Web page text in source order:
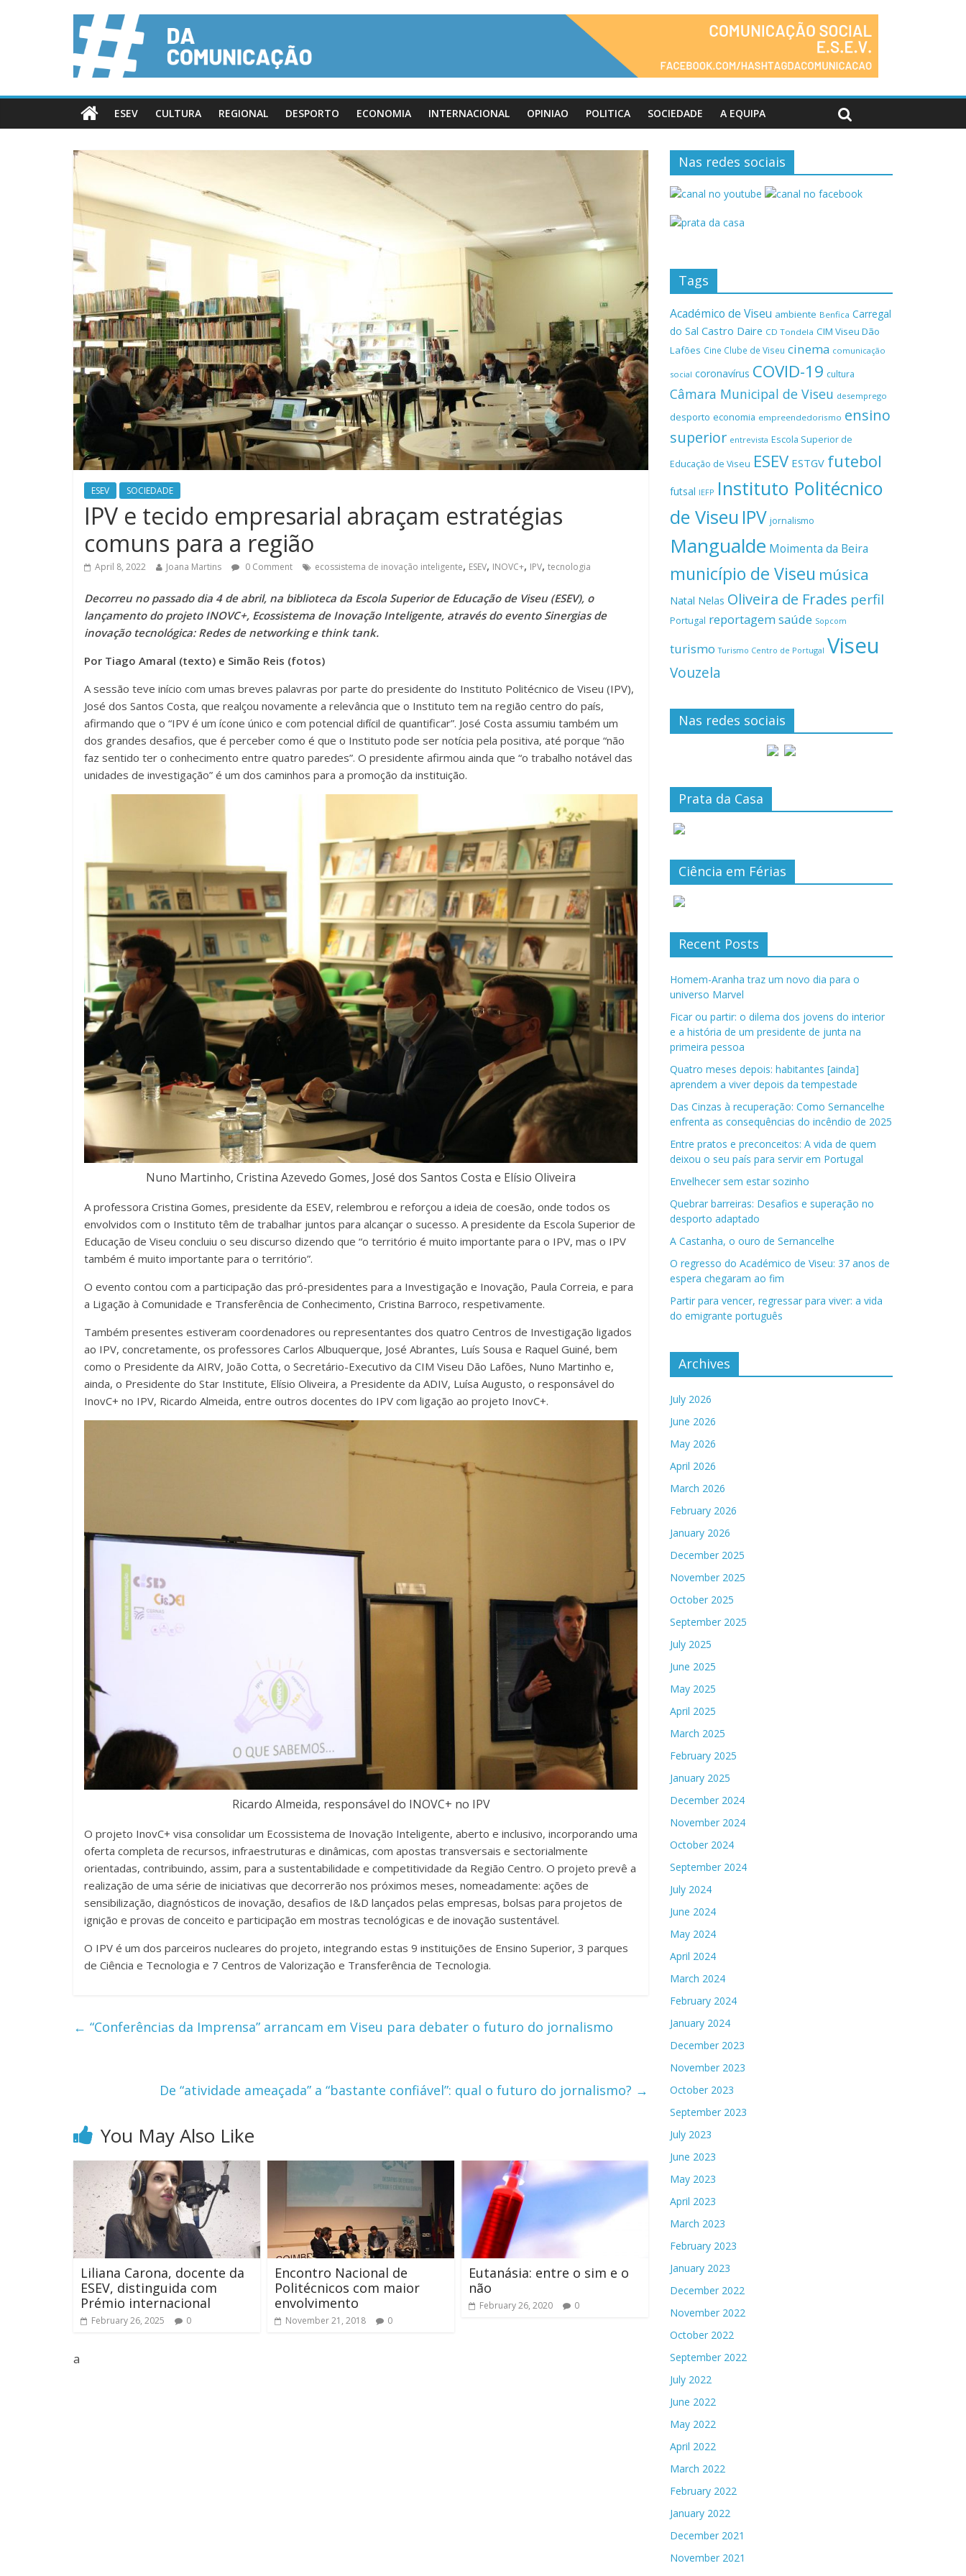
ESEV CULTURA REGIONAL DESPORTO ECONOMIA INTERNACIONAL OPINIAO POLITICA SOCIEDADE A EQUIPA
ESEV SOCIEDADE
IPV e tecido empresarial abraçam estratégias
comuns para a região
April 8, 2022 Joana Martins 0 Comment ecossistema de inovação inteligente, ESEV, INOVC+, IPV, tecnologia
Decorreu no passado dia 4 de abril, na biblioteca da Escola Superior de Educação de Viseu (ESEV), o
lançamento do projeto INOVC+, Ecossistema de Inovação Inteligente, através do evento Sinergias de
inovação tecnológica: Redes de networking e think tank.
Por Tiago Amaral (texto) e Simão Reis (fotos)
A sessão teve início com umas breves palavras por parte do presidente do Instituto Politécnico de Viseu (IPV),
José dos Santos Costa, que realçou novamente a relevância que o Instituto tem na região centro do país,
afirmando que o “IPV é um ícone único e com potencial difícil de quantificar”. José Costa assumiu também um
dos grandes desafios, que é perceber como é que o Instituto pode ser notícia pela positiva, até porque “não
faz sentido ter o conhecimento entre quatro paredes”. O presidente afirmou ainda que “o trabalho notável das
unidades de investigação” é um dos caminhos para a promoção da instituição.
Nuno Martinho, Cristina Azevedo Gomes, José dos Santos Costa e Elísio Oliveira
A professora Cristina Gomes, presidente da ESEV, relembrou e reforçou a ideia de coesão, onde todos os
envolvidos com o Instituto têm de trabalhar juntos para alcançar o sucesso. A presidente da Escola Superior de
Educação de Viseu concluiu o seu discurso dizendo que “o território é muito importante para o IPV, mas o IPV
também é muito importante para o território”.
O evento contou com a participação das pró-presidentes para a Investigação e Inovação, Paula Correia, e para
a Ligação à Comunidade e Transferência de Conhecimento, Cristina Barroco, respetivamente.
Também presentes estiveram coordenadores ou representantes dos quatro Centros de Investigação ligados
ao IPV, concretamente, os professores Carlos Albuquerque, José Abrantes, Luís Sousa e Raquel Guiné, bem
como o Presidente da AIRV, João Cotta, o Secretário-Executivo da CIM Viseu Dão Lafões, Nuno Martinho e,
ainda, o Presidente do Star Institute, Elísio Oliveira, a Presidente da ADIV, Luísa Augusto, o responsável do
InovC+ no IPV, Ricardo Almeida, entre outros docentes do IPV com ligação ao projeto InovC+.
Ricardo Almeida, responsável do INOVC+ no IPV
O projeto InovC+ visa consolidar um Ecossistema de Inovação Inteligente, aberto e inclusivo, incorporando uma
oferta completa de recursos, infraestruturas e dinâmicas, com apostas transversais e sectorialmente
orientadas, contribuindo, assim, para a sustentabilidade e competitividade da Região Centro. O projeto prevê a
realização de uma série de iniciativas que decorrerão nos próximos meses, nomeadamente: ações de
sensibilização, diagnósticos de inovação, desafios de I&D lançados pelas empresas, bolsas para projetos de
ignição e provas de conceito e participação em mostras tecnológicas e de inovação sustentável.
O IPV é um dos parceiros nucleares do projeto, integrando estas 9 instituições de Ensino Superior, 3 parques
de Ciência e Tecnologia e 7 Centros de Valorização e Transferência de Tecnologia.
← “Conferências da Imprensa” arrancam em Viseu para debater o futuro do jornalismo
De “atividade ameaçada” a “bastante confiável”: qual o futuro do jornalismo? →
You May Also Like
Liliana Carona, docente da
ESEV, distinguida com
Prémio internacional
February 26, 2025 0
Encontro Nacional de
Politécnicos com maior
envolvimento
November 21, 2018 0
Eutanásia: entre o sim e o
não
February 26, 2020 0
a
Nas redes sociais
Tags
Académico de Viseu ambiente Benfica Carregal
do Sal Castro Daire CD Tondela CIM Viseu Dão
Lafões Cine Clube de Viseu cinema comunicação
social coronavírus COVID-19 cultura
Câmara Municipal de Viseu desemprego
desporto economia empreendedorismo ensino
superior entrevista Escola Superior de
Educação de Viseu ESEV ESTGV futebol
futsal IEFP Instituto Politécnico
de Viseu IPV jornalismo
Mangualde Moimenta da Beira
município de Viseu música
Natal Nelas Oliveira de Frades perfil
Portugal reportagemsaúde Sopcom
turismo Turismo Centro de Portugal Viseu
Vouzela
Nas redes sociais
Prata da Casa
Ciência em Férias
Recent Posts
Homem-Aranha traz um novo dia para o
universo Marvel
Ficar ou partir: o dilema dos jovens do interior
e a história de um presidente de junta na
primeira pessoa
Quatro meses depois: habitantes [ainda]
aprendem a viver depois da tempestade
Das Cinzas à recuperação: Como Sernancelhe
enfrenta as consequências do incêndio de 2025
Entre pratos e preconceitos: A vida de quem
deixou o seu país para servir em Portugal
Envelhecer sem estar sozinho
Quebrar barreiras: Desafios e superação no
desporto adaptado
A Castanha, o ouro de Sernancelhe
O regresso do Académico de Viseu: 37 anos de
espera chegaram ao fim
Partir para vencer, regressar para viver: a vida
do emigrante português
Archives
July 2026
June 2026
May 2026
April 2026
March 2026
February 2026
January 2026
December 2025
November 2025
October 2025
September 2025
July 2025
June 2025
May 2025
April 2025
March 2025
February 2025
January 2025
December 2024
November 2024
October 2024
September 2024
July 2024
June 2024
May 2024
April 2024
March 2024
February 2024
January 2024
December 2023
November 2023
October 2023
September 2023
July 2023
June 2023
May 2023
April 2023
March 2023
February 2023
January 2023
December 2022
November 2022
October 2022
September 2022
July 2022
June 2022
May 2022
April 2022
March 2022
February 2022
January 2022
December 2021
November 2021